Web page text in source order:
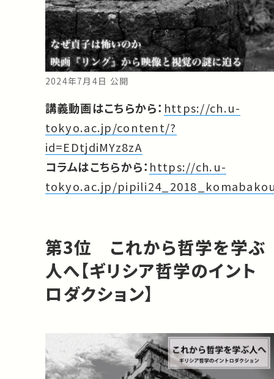
2024年7月4日 公開
講義動画はこちらから： https://ch.u-
tokyo.ac.jp/content/?
id=EDtjdiMYz8zA
コラムはこちらから： https://ch.u-
tokyo.ac.jp/
第3位 これから哲学を学ぶ
人へ【ギリシア哲学のイント
ロダクション】